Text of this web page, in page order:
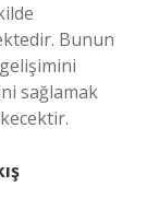
Bunun
sağlamak